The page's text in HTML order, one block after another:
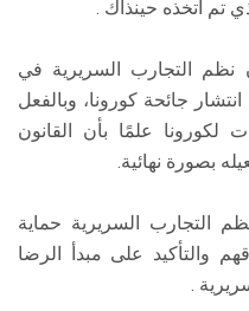
التجارب السريرية في
مع انتشار جائحة كورونا، وبالفعل
لكورونا علمًا بأن القانون
بصورة نهائية.
التجارب السريرية حماية
والتأكيد على مبدأ الرضا
.